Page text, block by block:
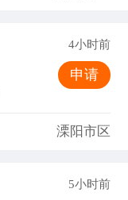
4小时前
申请
溧阳市区
5小时前